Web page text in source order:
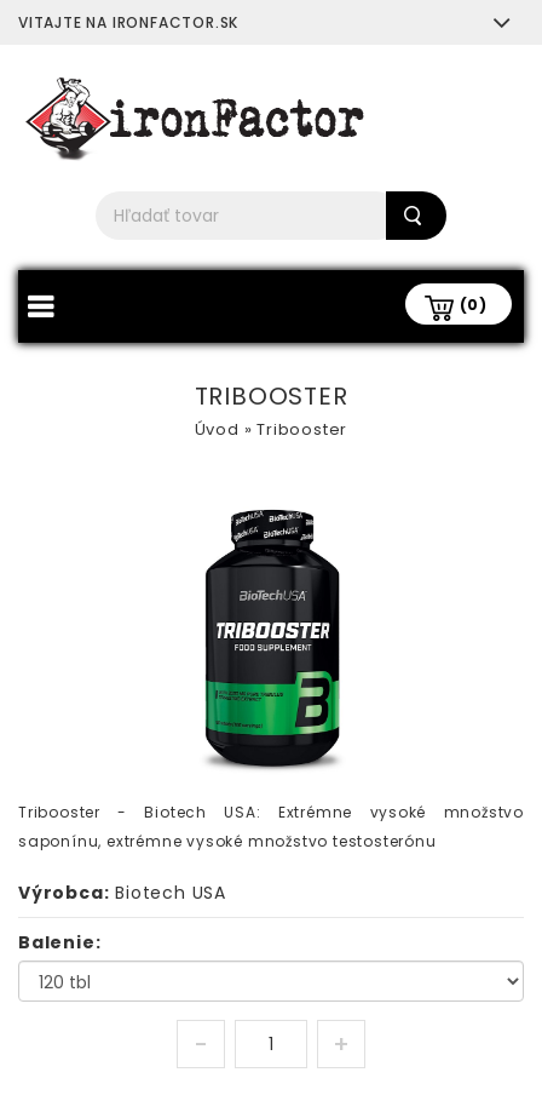
VITAJTE NA IRONFACTOR.SK
(0)
TRIBOOSTER
Úvod »Tribooster
Tribooster - Biotech USA: Extrémne vysoké množstvo
saponínu, extrémne vysoké množstvo testosterónu
Výrobca: Biotech USA
Balenie: